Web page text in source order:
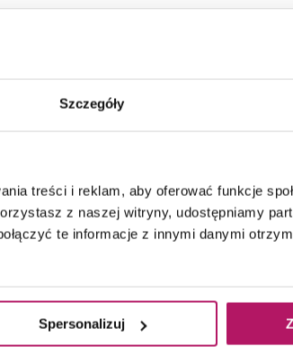
Szczegóły
treści i reklam, aby oferować funkcje
z naszej witryny, udostępniamy
te informacje z innymi danymi
Spersonalizuj
PRODUKTY Z KOLEKCJI
Wewnątrz